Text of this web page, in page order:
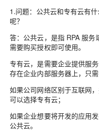
1.问题：公共云和专有云有
呢？
答：公共云，是指 RPA 服务
需要购买授权即可使用。
专有云，是需要企业提供服
存在企业内部服务器上，只
如果公司网络区别于互联网
可以选择专有云；
如果企业想要将开发的应用
公共云。